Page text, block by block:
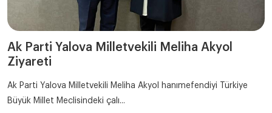
Ak Parti Yalova Milletvekili Meliha Akyol
Ziyareti
Ak Parti Yalova Milletvekili Meliha Akyol hanımefendiyi Türkiye
Büyük Millet Meclisindeki çalı...